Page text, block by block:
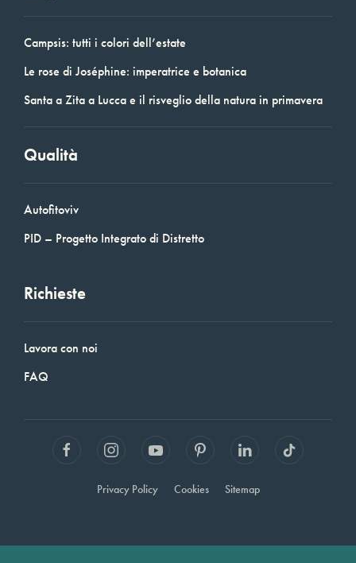
Campsis: tutti i colori dell’estate
Le rose di Joséphine: imperatrice e botanica
Santa a Zita a Lucca e il risveglio della natura in primavera
Qualità
Autofitoviv
PID – Progetto Integrato di Distretto
Richieste
Lavora con noi
FAQ
Privacy Policy Cookies Sitemap